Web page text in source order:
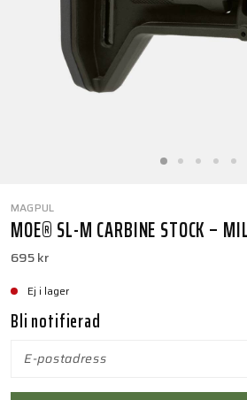
MAGPUL
MOE® SL-M CARBINE STOCK –
695 kr
Ej i lager
Bli notifierad